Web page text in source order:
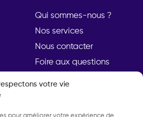
votre vie
Qui sommes-nous ?
Nos services
Nous contacter
Foire aux questions